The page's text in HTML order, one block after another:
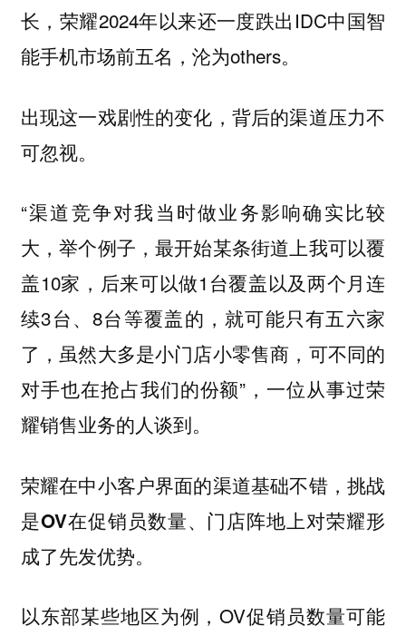
长，荣耀2024年以来还一度跌出IDC中国智
能手机市场前五名，沦为others。
出现这一戏剧性的变化，背后的渠道压力不
可忽视。
“渠道竞争对我当时做业务影响确实比较
大，举个例子，最开始某条街道上我可以覆
盖10家，后来可以做1台覆盖以及两个月连
续3台、8台等覆盖的，就可能只有五六家
了，虽然大多是小门店小零售商，可不同的
对手也在抢占我们的份额”，一位从事过荣
耀销售业务的人谈到。
荣耀在中小客户界面的渠道基础不错， 挑战
是OV在促销员数量、门店阵地上对荣耀形
成了先发优势。
以东部某些地区为例，OV促销员数量可能